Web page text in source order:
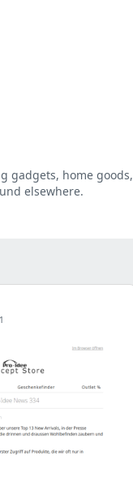
gadgets, home goods,
elsewhere.